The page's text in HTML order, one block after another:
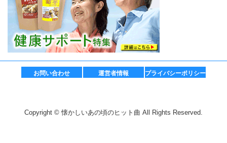
お問い合わせ 運営者情報 プライバシーポリシー
Copyright © 懐かしいあの頃のヒット曲 All Rights Reserved.